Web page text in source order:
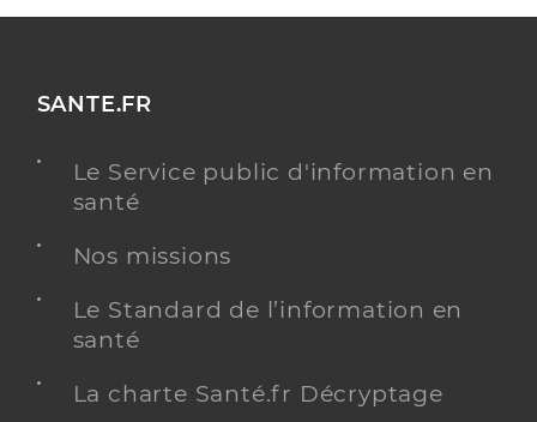
SANTE.FR
Le Service public d'information en
santé
Nos missions
Le Standard de l’information en
santé
La charte Santé.fr Décryptage